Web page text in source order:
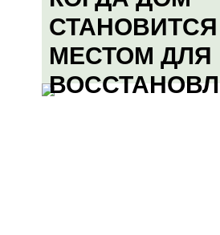
СТАНОВИТСЯ
МЕСТОМ ДЛЯ